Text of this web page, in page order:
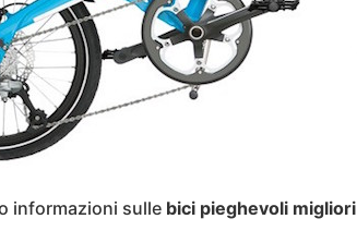
informazioni sulle bici pieghevoli migliori